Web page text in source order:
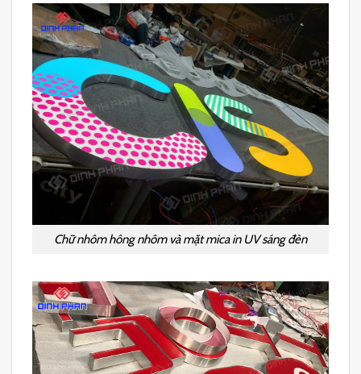
Chữ nhôm hông nhôm và mặt mica in UV sáng đèn